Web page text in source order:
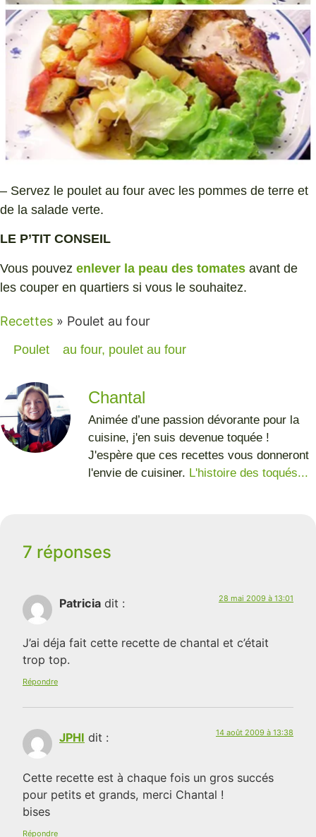
– Servez le poulet au four avec les pommes de terre et
de la salade verte.
LE P’TIT CONSEIL
Vous pouvez enlever la peau des tomates avant de
les couper en quartiers si vous le souhaitez.
Recettes » Poulet au four
Poulet au four, poulet au four
Chantal
Animée d’une passion dévorante pour la
cuisine, j'en suis devenue toquée !
J'espère que ces recettes vous donneront
l'envie de cuisiner. L'histoire des toqués...
7 réponses
Patricia dit : 28 mai 2009 à 13:01
J’ai déja fait cette recette de chantal et c’était
trop top.
Répondre
JPHI dit : 14 août 2009 à 13:38
Cette recette est à chaque fois un gros succés
pour petits et grands, merci Chantal !
bises
Répondre